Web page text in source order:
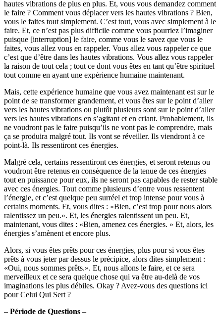
hautes vibrations de plus en plus. Et, vous vous demandez comment
le faire ? Comment vous déplacer vers les hautes vibrations ? Bien,
vous le faites tout simplement. C’est tout, vous avec simplement à le
faire. Et, ce n’est pas plus difficile comme vous pourriez l’imaginer
puisque [interruption] le faire, comme vous le savez que vous le
faites, vous allez vous en rappeler. Vous allez vous rappeler ce que
c’est que d’être dans les hautes vibrations. Vous allez vous rappeler
la raison de tout cela ; tout ce dont vous êtes en tant qu’être spirituel
tout comme en ayant une expérience humaine maintenant.
Mais, cette expérience humaine que vous avez maintenant est sur le
point de se transformer grandement, et vous êtes sur le point d’aller
vers les hautes vibrations ou plutôt plusieurs sont sur le point d’aller
vers les hautes vibrations en s’agitant et en criant. Probablement, ils
ne voudront pas le faire puisqu’ils ne vont pas le comprendre, mais
ça se produira malgré tout. Ils vont se réveiller. Ils viendront à ce
point-là. Ils ressentiront ces énergies.
Malgré cela, certains ressentiront ces énergies, et seront retenus ou
voudront être retenus en conséquence de la tenue de ces énergies
tout en puissance pour eux, ils ne seront pas capables de rester stable
avec ces énergies. Tout comme plusieurs d’entre vous ressentent
l’énergie, et c’est quelque peu surréel et trop intense pour vous à
certains moments. Et, vous dites : «Bien, c’est trop pour nous alors
ralentissez un peu.». Et, les énergies ralentissent un peu. Et,
maintenant, vous dites : «Bien, amenez ces énergies. » Et, alors, les
énergies s’amènent et encore plus.
Alors, si vous êtes prêts pour ces énergies, plus pour si vous êtes
prêts à vous jeter par dessus le précipice, alors dites simplement :
«Oui, nous sommes prêts.». Et, nous allons le faire, et ce sera
merveilleux et ce sera quelque chose qui va être au-delà de vos
imaginations les plus débiles. Okay ? Avez-vous des questions ici
pour Celui Qui Sert ?
– Période de Questions –